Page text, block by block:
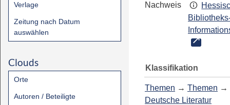
Verlage
Zeitung nach Datum
auswählen
Clouds
Orte
Autoren / Beteiligte
Nachweis
Klassifikation
Themen → Themen →
Deutsche Literatur